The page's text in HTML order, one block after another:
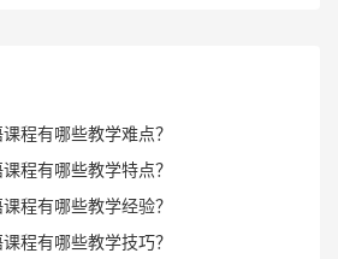
程有哪些教学难点？
程有哪些教学特点？
程有哪些教学经验？
程有哪些教学技巧？